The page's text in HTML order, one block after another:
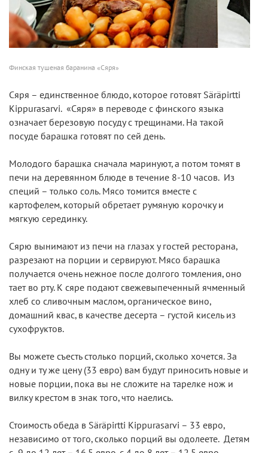
Финская тушеная баранина «Сяря»
Сяря – единственное блюдо, которое готовят Säräpirtti
Kippurasarvi. «Сяря» в переводе с финского языка
означает березовую посуду с трещинами. На такой
посуде барашка готовят по сей день.
Молодого барашка сначала маринуют, а потом томят в
печи на деревянном блюде в течение 8-10 часов. Из
специй – только соль. Мясо томится вместе с
картофелем, который обретает румяную корочку и
мягкую серединку.
Сярю вынимают из печи на глазах у гостей ресторана,
разрезают на порции и сервируют. Мясо барашка
получается очень нежное после долгого томления, оно
тает во рту. К сяре подают свежевыпеченный ячменный
хлеб со сливочным маслом, органическое вино,
домашний квас, в качестве десерта – густой кисель из
сухофруктов.
Вы можете съесть столько порций, сколько хочется. За
одну и ту же цену (33 евро) вам будут приносить новые и
новые порции, пока вы не сложите на тарелке нож и
вилку крестом в знак того, что наелись.
Стоимость обеда в Säräpirtti Kippurasarvi – 33 евро,
независимо от того, сколько порций вы одолеете. Детям